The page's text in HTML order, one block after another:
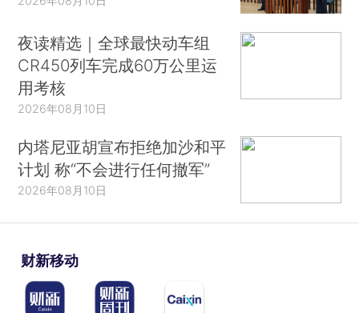
夜读精选｜全球最快动车组
CR450列车完成60万公里运
用考核
2026年08月10日
内塔尼亚胡宣布拒绝加沙和平
计划 称“不会进行任何撤军”
2026年08月10日
财新移动